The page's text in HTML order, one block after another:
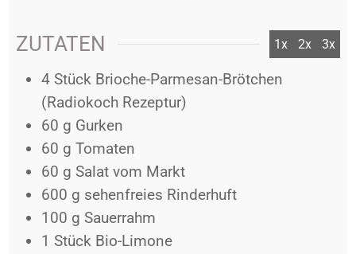
ZUTATEN 1x 2x 3x
4 Stück Brioche-Parmesan-Brötchen
(Radiokoch Rezeptur)
60 g Gurken
60 g Tomaten
60 g Salat vom Markt
600 g sehenfreies Rinderhuft
100 g Sauerrahm
1 Stück Bio-Limone